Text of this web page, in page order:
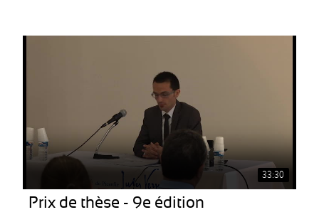
33:30
Prix de thèse - 9e édition